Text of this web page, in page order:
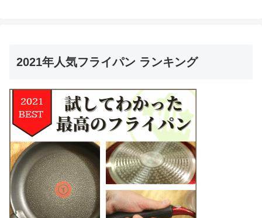
2021年人気フライパン ランキング